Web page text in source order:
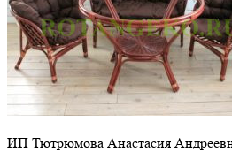
ИП Тютрюмова Анастасия